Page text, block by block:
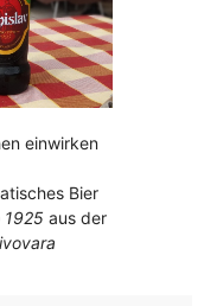
einwirken
Bier
1925 aus der